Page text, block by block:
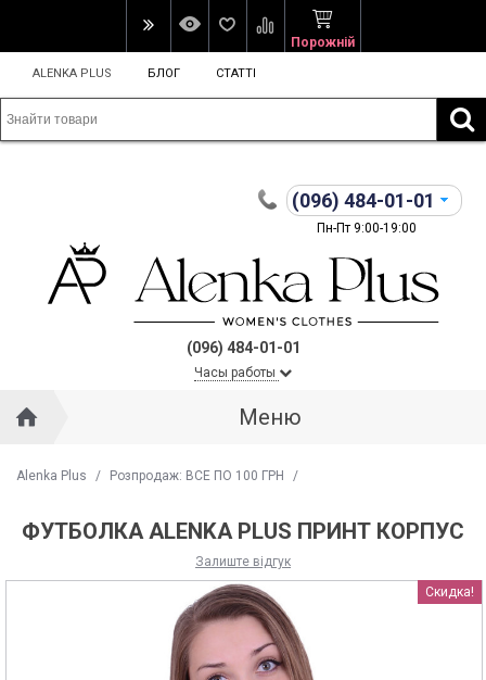
Порожній
ALENKA PLUS БЛОГ СТАТТІ
(096) 484-01-01
Пн-Пт 9:00-19:00
(096) 484-01-01
Часы работы
Меню
Alenka Plus / Розпродаж: ВСЕ ПО 100 ГРН /
ФУТБОЛКА ALENKA PLUS ПРИНТ КОРПУС
Залиште відгук
Скидка!